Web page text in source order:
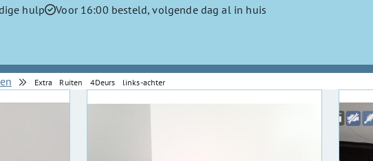
hulp
Voor 16:00 besteld, volgende dag al in huis
Extra Ruiten 4Deurs links-achter